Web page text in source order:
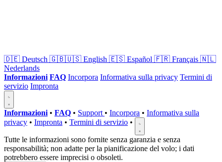
🇩🇪 Deutsch 🇬🇧🇺🇸 English 🇪🇸 Español 🇫🇷 Français 🇳🇱
Nederlands
Informazioni FAQ Incorpora Informativa sulla privacy Termini di
servizio Impronta
Informazioni • FAQ • Support • Incorpora • Informativa sulla
privacy • Impronta • Termini di servizio •
Tutte le informazioni sono fornite senza garanzia e senza
responsabilità; non adatte per la pianificazione del volo; i dati
potrebbero essere imprecisi o obsoleti.